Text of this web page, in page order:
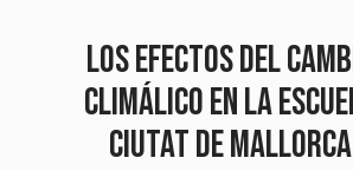
LOS EFECTOS DEL
CLIMÁLICO EN LA
CIUTAT DE MALLORCA